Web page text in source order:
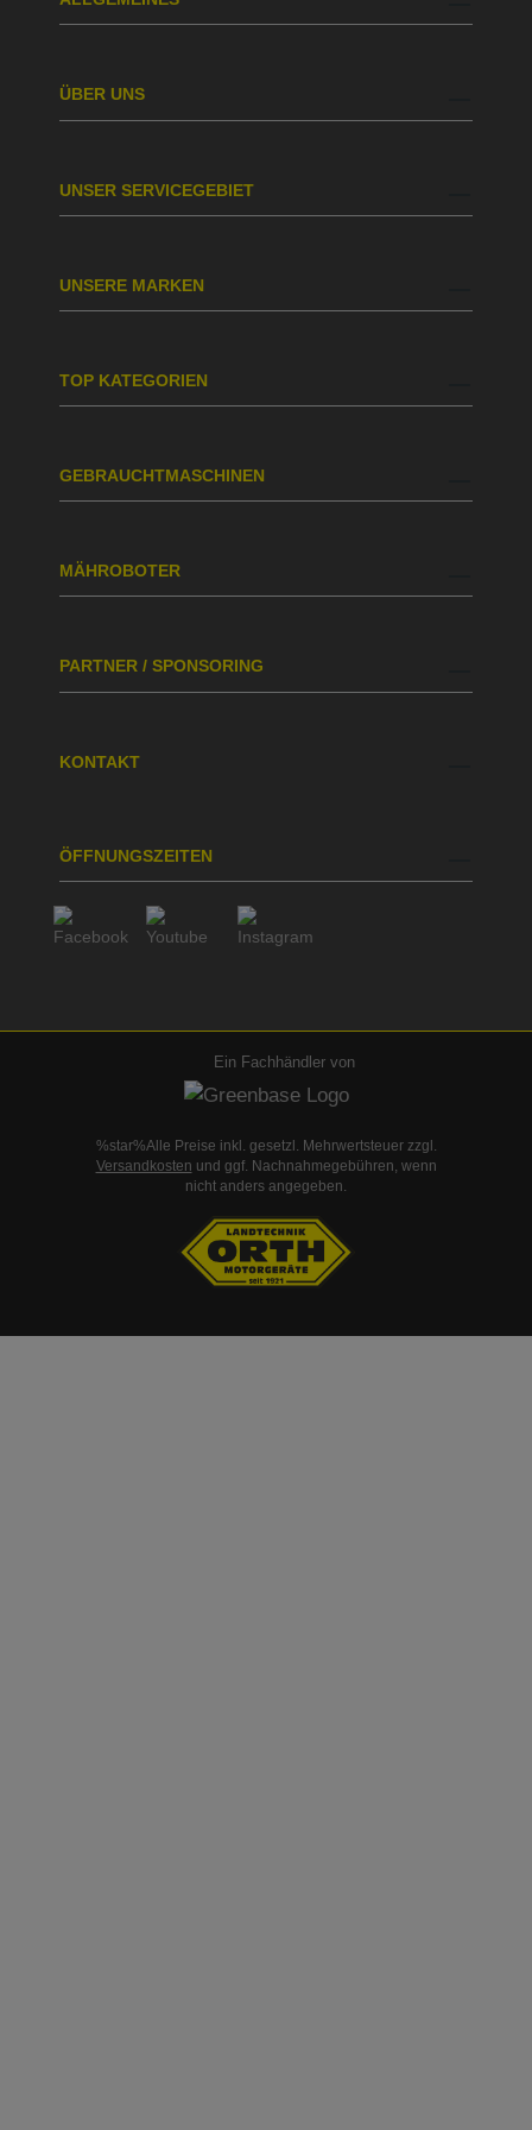
ÜBER UNS
UNSER SERVICEGEBIET
UNSERE MARKEN
TOP KATEGORIEN
GEBRAUCHTMASCHINEN
MÄHROBOTER
PARTNER / SPONSORING
KONTAKT
ÖFFNUNGSZEITEN
Ein Fachhändler von
%star%Alle Preise inkl. gesetzl. Mehrwertsteuer zzgl.
Versandkosten und ggf. Nachnahmegebühren, wenn
nicht anders angegeben.